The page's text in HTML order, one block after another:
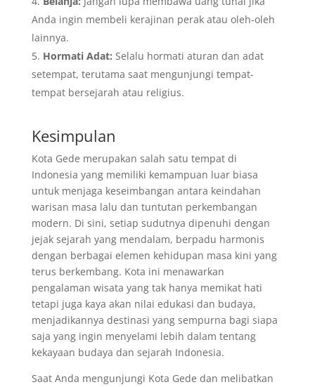
Anda ingin membeli kerajinan perak atau oleh-oleh
lainnya.
Hormati Adat: Selalu hormati aturan dan adat
setempat, terutama saat mengunjungi tempat-
tempat bersejarah atau religius.
Kesimpulan
Kota Gede merupakan salah satu tempat di
Indonesia yang memiliki kemampuan luar biasa
untuk menjaga keseimbangan antara keindahan
warisan masa lalu dan tuntutan perkembangan
modern. Di sini, setiap sudutnya dipenuhi dengan
jejak sejarah yang mendalam, berpadu harmonis
dengan berbagai elemen kehidupan masa kini yang
terus berkembang. Kota ini menawarkan
pengalaman wisata yang tak hanya memikat hati
tetapi juga kaya akan nilai edukasi dan budaya,
menjadikannya destinasi yang sempurna bagi siapa
saja yang ingin menyelami lebih dalam tentang
kekayaan budaya dan sejarah Indonesia.
Saat Anda mengunjungi Kota Gede dan melibatkan